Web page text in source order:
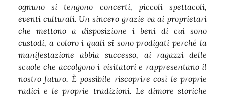
ognuno si tengono concerti, piccoli spettacoli,
eventi culturali. Un sincero grazie va ai proprietari
che mettono a disposizione i beni di cui sono
custodi, a coloro i quali si sono prodigati perché la
manifestazione abbia successo, ai ragazzi delle
scuole che accolgono i visitatori e rappresentano il
nostro futuro. È possibile riscoprire così le proprie
radici e le proprie tradizioni. Le dimore storiche